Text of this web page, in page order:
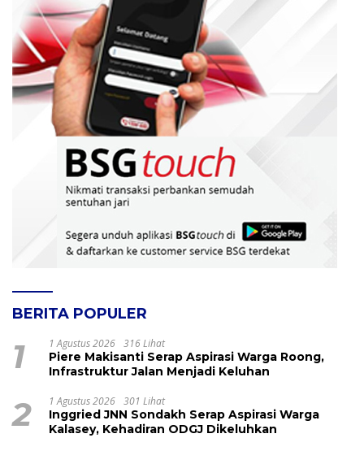
BERITA POPULER
1 1 Agustus 2026 316 Lihat
Piere Makisanti Serap Aspirasi Warga Roong,
Infrastruktur Jalan Menjadi Keluhan
2 1 Agustus 2026 301 Lihat
Inggried JNN Sondakh Serap Aspirasi Warga
Kalasey, Kehadiran ODGJ Dikeluhkan